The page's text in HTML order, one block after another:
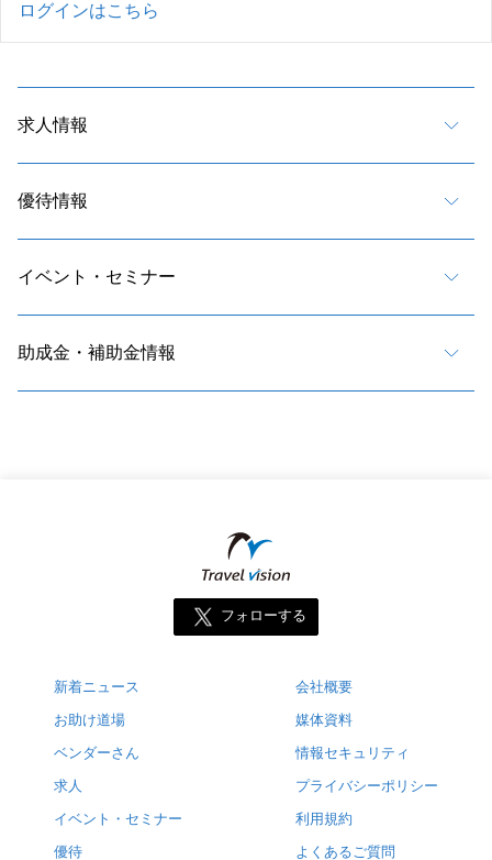
ログインはこちら
求人情報
優待情報
イベント・セミナー
助成金・補助金情報
フォローする
新着ニュース
お助け道場
ベンダーさん
求人
イベント・セミナー
優待
会社概要
媒体資料
情報セキュリティ
プライバシーポリシー
利用規約
よくあるご質問